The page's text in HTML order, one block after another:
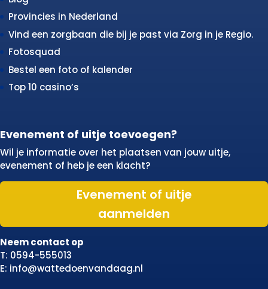
Provincies in Nederland
Vind een zorgbaan die bij je past via Zorg in je Regio.
Fotosquad
Bestel een foto of kalender
Top 10 casino’s
Evenement of uitje toevoegen?
Wil je informatie over het plaatsen van jouw uitje,
evenement of heb je een klacht?
Evenement of uitje
aanmelden
Neem contact op
T: 0594-555013
E: info@wattedoenvandaag.nl